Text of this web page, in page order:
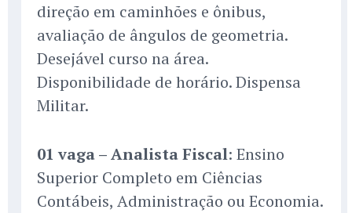
direção em caminhões e ônibus,
avaliação de ângulos de geometria.
Desejável curso na área.
Disponibilidade de horário. Dispensa
Militar.
01 vaga – Analista Fiscal: Ensino
Superior Completo em Ciências
Contábeis, Administração ou Economia.